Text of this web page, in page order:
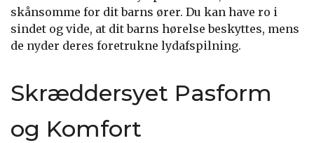
skånsomme for dit barns ører. Du kan have ro i
sindet og vide, at dit barns hørelse beskyttes, mens
de nyder deres foretrukne lydafspilning.
Skræddersyet Pasform
og Komfort